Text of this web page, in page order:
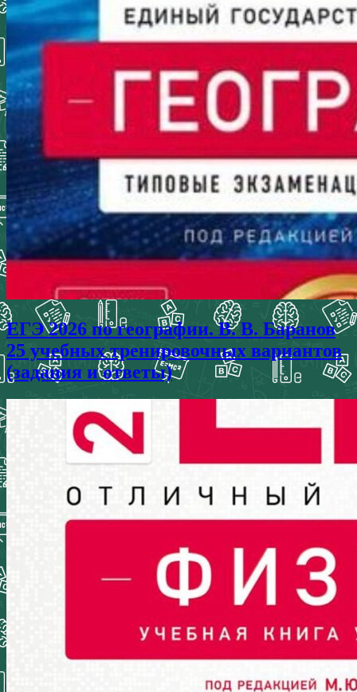
ЕГЭ 2026 по географии. В. В. Баранов
25 учебных тренировочных вариантов
(задания и ответы)